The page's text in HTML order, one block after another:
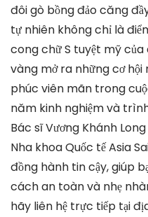
đôi gò bồng đảo căng
tự nhiên không chỉ là
cong chữ S tuyệt mỹ
vàng mở ra những cơ hội
phúc viên mãn trong
năm kinh nghiệm và
Bác sĩ Vương Khánh
Nha khoa Quốc tế Asia
đồng hành tin cậy, giúp
cách an toàn và nhẹ
hãy liên hệ trực tiếp tại